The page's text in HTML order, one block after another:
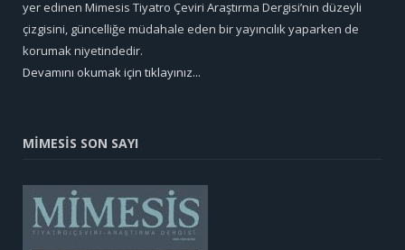
yer edinen Mimesis Tiyatro Çeviri Araştırma Dergisi’nin düzeyli
çizgisini, güncelliğe müdahale eden bir yayıncılık yaparken de
korumak niyetindedir.
Devamını okumak için tıklayınız...
MİMESİS SON SAYI